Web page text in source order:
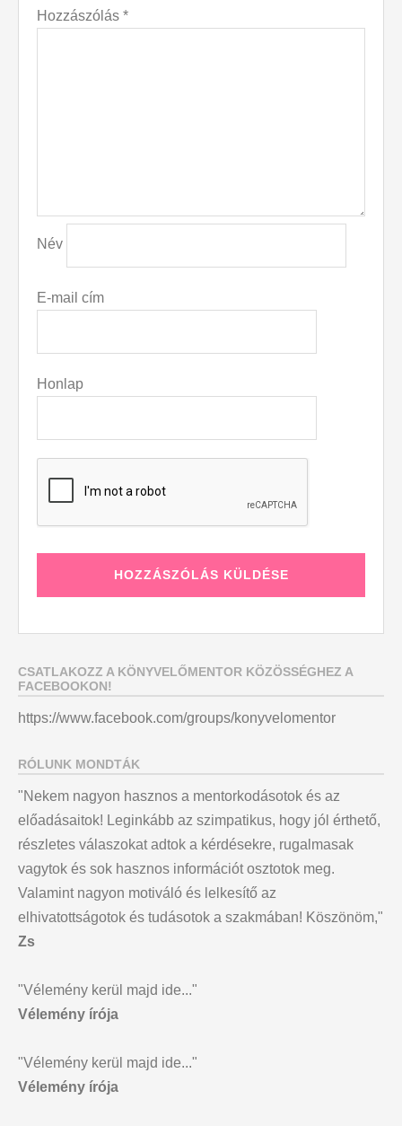
Hozzászólás *
Név
E-mail cím
Honlap
CSATLAKOZZ A KÖNYVELŐMENTOR KÖZÖSSÉGHEZ A
FACEBOOKON!
https://www.facebook.com/groups/konyvelomentor
RÓLUNK MONDTÁK
"Nekem nagyon hasznos a mentorkodásotok és az
előadásaitok! Leginkább az szimpatikus, hogy jól érthető,
részletes válaszokat adtok a kérdésekre, rugalmasak
vagytok és sok hasznos információt osztotok meg.
Valamint nagyon motiváló és lelkesítő az
elhivatottságotok és tudásotok a szakmában! Köszönöm,"
Zs
"Vélemény kerül majd ide..."
Vélemény írója
"Vélemény kerül majd ide..."
Vélemény írója